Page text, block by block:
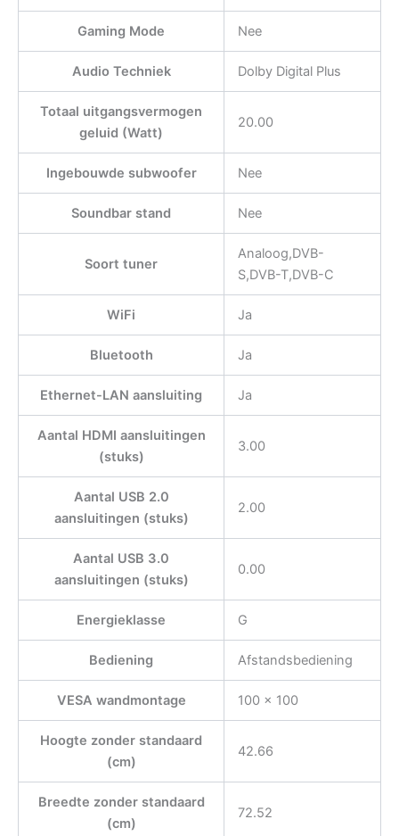
Gaming Mode Nee
Audio Techniek Dolby Digital Plus
Totaal uitgangsvermogen
geluid (Watt)
20.00
Ingebouwde subwoofer Nee
Soundbar stand Nee
Soort tuner
Analoog,DVB-
S,DVB-T,DVB-C
WiFi Ja
Bluetooth Ja
Ethernet-LAN aansluiting Ja
Aantal HDMI aansluitingen
(stuks)
3.00
Aantal USB 2.0
aansluitingen (stuks)
2.00
Aantal USB 3.0
aansluitingen (stuks)
0.00
Energieklasse G
Bediening Afstandsbediening
VESA wandmontage 100 x 100
Hoogte zonder standaard
(cm)
42.66
Breedte zonder standaard
(cm)
72.52